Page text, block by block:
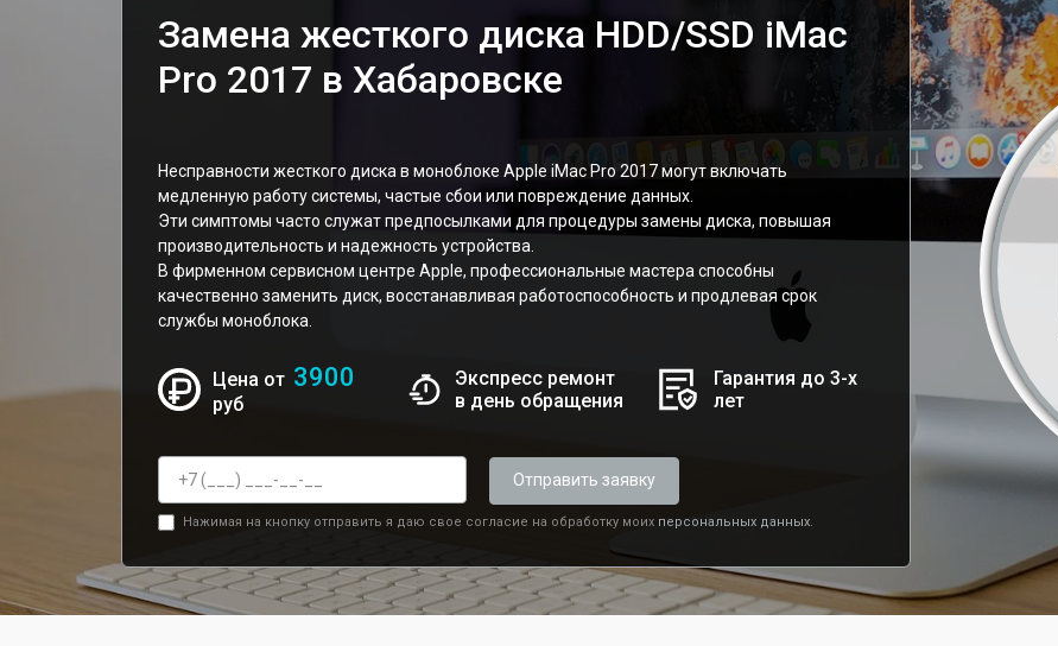
Замена жесткого диска HDD/SSD iMac
Pro 2017 в Хабаровске
Несправности жесткого диска в моноблоке Apple iMac Pro 2017 могут включать
медленную работу системы, частые сбои или повреждение данных.
Эти симптомы часто служат предпосылками для процедуры замены диска, повышая
производительность и надежность устройства.
В фирменном сервисном центре Apple, профессиональные мастера способны
качественно заменить диск, восстанавливая работоспособность и продлевая срок
службы моноблока.
Цена от 3900
руб
Экспресс ремонт
в день обращения
Гарантия до 3-х
лет
Отправить заявку
Нажимая на кнопку отправить я даю свое согласие на обработку моих персональных данных.